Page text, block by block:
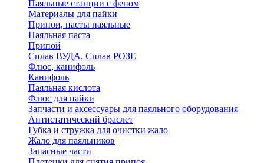
Паяльные станции с феном
Материалы для пайки
Припои, пасты паяльные
Паяльная паста
Припой
Сплав ВУДА, Сплав РОЗЕ
Флюс, канифоль
Канифоль
Паяльная кислота
Флюс для пайки
Запчасти и аксессуары для паяльного оборудования
Антистатический браслет
Губка и стружка для очистки жало
Жало для паяльников
Запасные части